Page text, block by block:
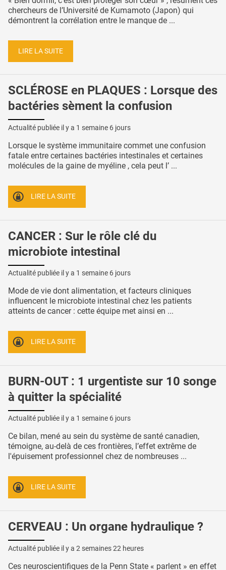
chercheurs de l’Université de Kumamoto (Japon) qui
démontrent la corrélation entre le manque de ...
LIRE LA SUITE
SCLÉROSE en PLAQUES : Lorsque des
bactéries sèment la confusion
Actualité publiée il y a 1 semaine 6 jours
Lorsque le système immunitaire commet une confusion
fatale entre certaines bactéries intestinales et certaines
molécules de la gaine de myéline , cela peut l’ ...
LIRE LA SUITE
CANCER : Sur le rôle clé du
microbiote intestinal
Actualité publiée il y a 1 semaine 6 jours
Mode de vie dont alimentation, et facteurs cliniques
influencent le microbiote intestinal chez les patients
atteints de cancer : cette équipe met ainsi en ...
LIRE LA SUITE
BURN-OUT : 1 urgentiste sur 10 songe
à quitter la spécialité
Actualité publiée il y a 1 semaine 6 jours
Ce bilan, mené au sein du système de santé canadien,
témoigne, au-delà de ces frontières, l’effet extrême de
l'épuisement professionnel chez de nombreuses ...
LIRE LA SUITE
CERVEAU : Un organe hydraulique ?
Actualité publiée il y a 2 semaines 22 heures
Ces neuroscientifiques de la Penn State « parlent » en effet